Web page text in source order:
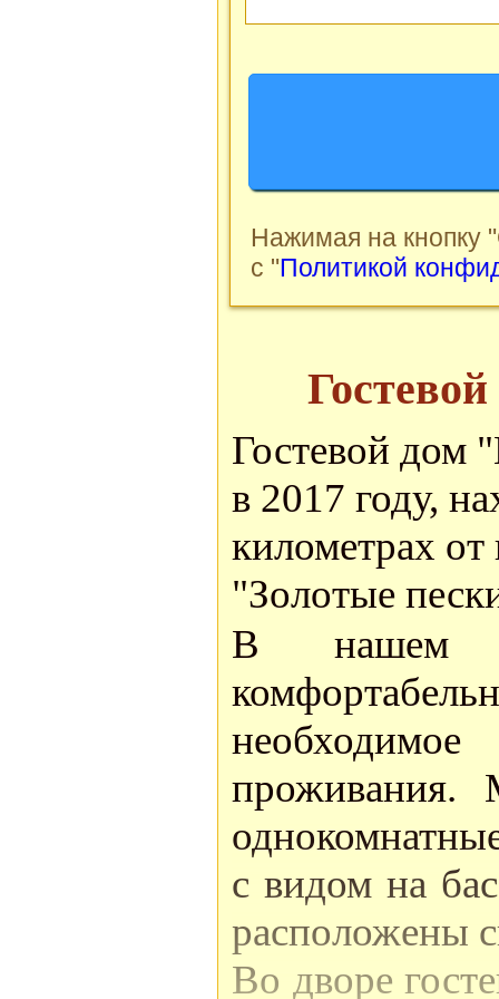
Нажимая на кнопку
с "Политикой
Гостевой дом
в 2017 году,
километрах от
"Золотые
В нашем
проживания.
с видом на
расположены
Во дворе